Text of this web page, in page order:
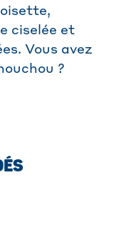
ciselée et
Vous avez
?